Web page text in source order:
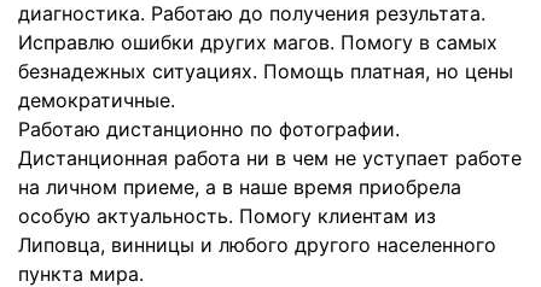
диагностика. Работаю до получения результата.
Исправлю ошибки других магов. Помогу в самых
безнадежных ситуациях. Помощь платная, но цены
демократичные.
Работаю дистанционно по фотографии.
Дистанционная работа ни в чем не уступает работе
на личном приеме, а в наше время приобрела
особую актуальность. Помогу клиентам из
Липовца, винницы и любого другого населенного
пункта мира.